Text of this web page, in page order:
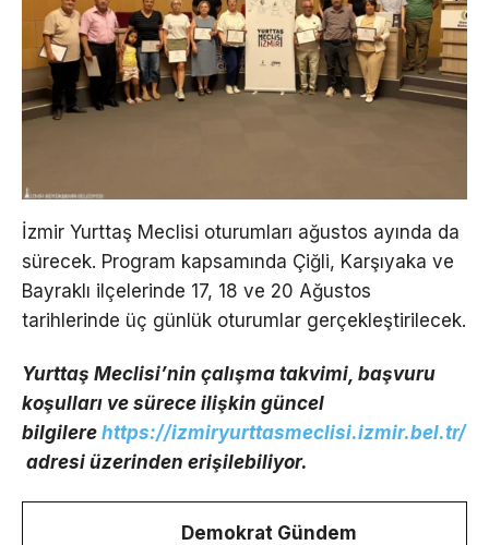
İzmir Yurttaş Meclisi oturumları ağustos ayında da
sürecek. Program kapsamında Çiğli, Karşıyaka ve
Bayraklı ilçelerinde 17, 18 ve 20 Ağustos
tarihlerinde üç günlük oturumlar gerçekleştirilecek.
Yurttaş Meclisi’nin çalışma takvimi, başvuru
koşulları ve sürece ilişkin güncel
bilgilere https://izmiryurttasmeclisi.izmir.bel.tr/
adresi üzerinden erişilebiliyor.
Demokrat Gündem